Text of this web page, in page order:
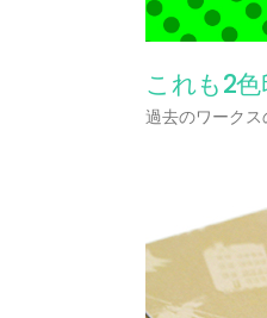
これも2
過去のワーク